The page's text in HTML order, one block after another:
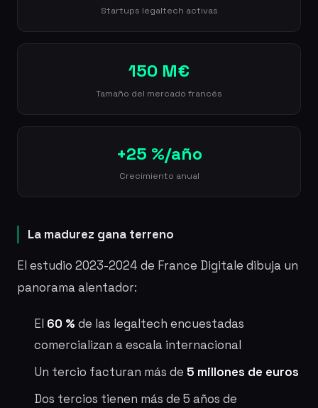
Startups legaltech activas
150 M€
Tamaño del mercado francés
+25 %/año
Crecimiento anual
La madurez gana terreno
El estudio 2023-2024 de France Digitale dibuja un
panorama alentador:
El 60 % de las legaltech encuestadas
comercializan a escala internacional
Un tercio facturan más de 5 millones de euros
Dos tercios tienen más de 5 años de